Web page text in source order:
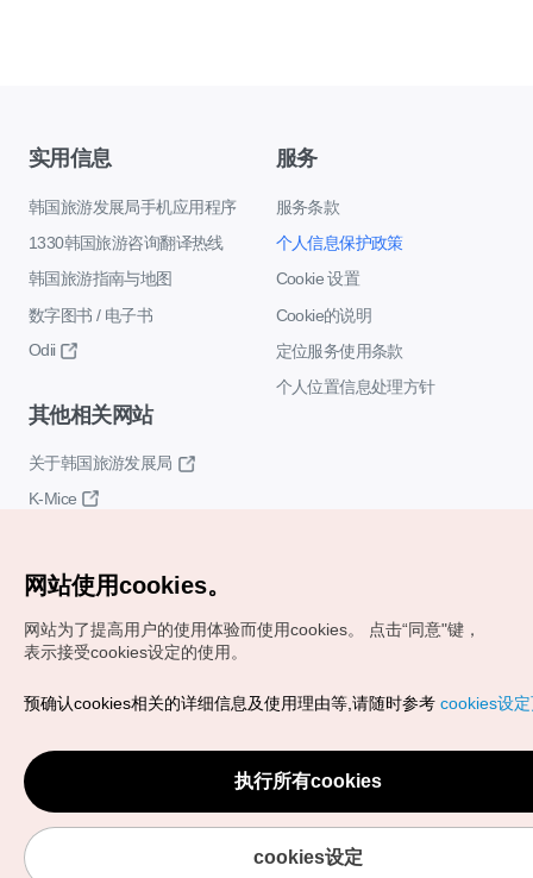
实用信息
韩国旅游发展局手机应用程序
1330韩国旅游咨询翻译热线
韩国旅游指南与地图
数字图书 / 电子书
Odii
服务
服务条款
个人信息保护政策
Cookie 设置
Cookie的说明
定位服务使用条款
个人位置信息处理方针
其他相关网站
关于韩国旅游发展局
K-Mice
Copyrights (c) 韩国旅游发展局版权所有
VISITKOREA官方邮箱
chnsim@knto.or.kr
网站使用cookies。
网站为了提高用户的使用体验而使用cookies。
点击“同意"键，
表示接受cookies设定的使用。
预确认cookies相关的详细信息及使用理由等,请随时参考 cookies设
执行所有cookies
cookies设定